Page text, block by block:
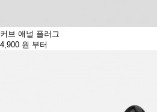
커브 애널 플러그
4,900 원 부터